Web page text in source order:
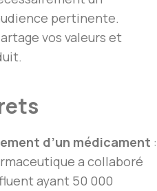
pertinente.
vos valeurs et
d’un médicament :
a collaboré
ayant 50 000